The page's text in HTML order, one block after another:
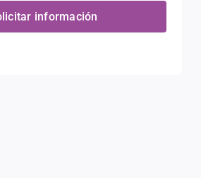
información